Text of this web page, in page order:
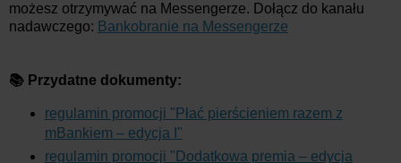
możesz otrzymywać na Messengerze. Dołącz do kanału
nadawczego: Bankobranie na Messengerze
📚 Przydatne dokumenty:
regulamin promocji "Płać pierścieniem razem z
mBankiem – edycja I"
regulamin promocji "Dodatkowa premia – edycja